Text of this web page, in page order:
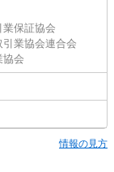
保証協会
業協会連合会
会
情報の見方